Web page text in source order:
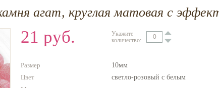
агат, круглая матовая с
21 руб.
Укажите
количество:
Размер
10мм
Цвет
светло-розовый с белым